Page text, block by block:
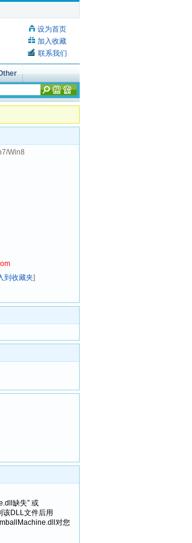
设为首页
加入收藏
联系我们
Win8
到收藏夹]
缺失” 或
该DLL文件后用
对您